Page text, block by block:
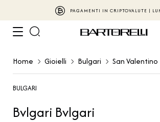
PAGAMENTI IN CRIPTOVALUTE |
Home Gioielli Bulgari San Valentino
BULGARI
Bvlgari Bvlgari